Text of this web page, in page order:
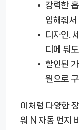
강력한 흡
입해줘서
디자인.
디에 둬
할인된 가
원으로
이처럼 다양한
워 N 자동 먼지